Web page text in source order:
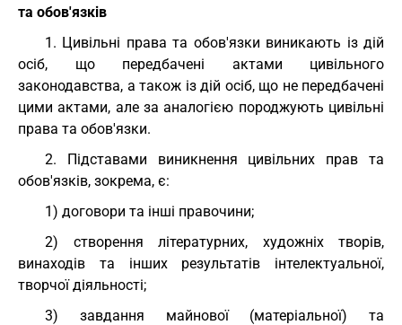
та обов'язків
1. Цивільні права та обов'язки виникають із дій
осіб, що передбачені актами цивільного
законодавства, а також із дій осіб, що не передбачені
цими актами, але за аналогією породжують цивільні
права та обов'язки.
2. Підставами виникнення цивільних прав та
обов'язків, зокрема, є:
1) договори та інші правочини;
2) створення літературних, художніх творів,
винаходів та інших результатів інтелектуальної,
творчої діяльності;
3) завдання майнової (матеріальної) та